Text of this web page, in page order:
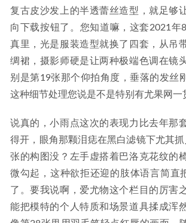
复古皮沙发上的半透蕾丝造型，就足够
向下载按钮了。您知道嘛，这套2021年
真里，光是服装造型就换了四套，从吊
绸裙，摄影师硬是让两种极端色调在镜
别是第19张那个仰拍角度，垂落的发丝
这种细节处理您说是不是特别有尤果网一
说真的，小雨点这次的表现力比去年那
得开，眼角那颗泪痣在黑白滤镜下尤其
张的构图没？左手虚搭着巴洛克花纹的
微勾起，这种欲拒还迎的肢体语言简直
了。要我说啊，爱尤物这个栏目的厉害
能把模特的个人特质和场景道具揉成浑